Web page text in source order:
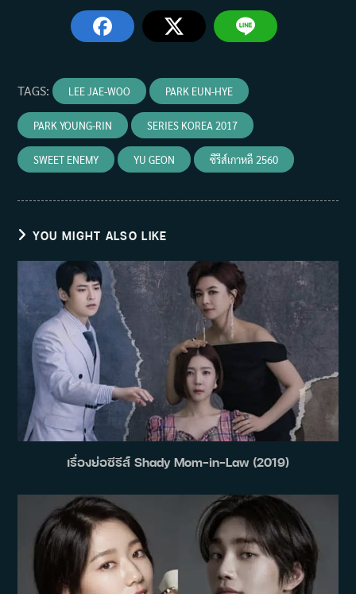
TAGS: LEE JAE-WOO PARK EUN-HYE
PARK YOUNG-RIN SERIES KOREA 2017
SWEET ENEMY YU GEON ซีรีส์เกาหลี 2560
YOU MIGHT ALSO LIKE
เรื่องย่อซีรีส์ Shady Mom-in-Law (2019)